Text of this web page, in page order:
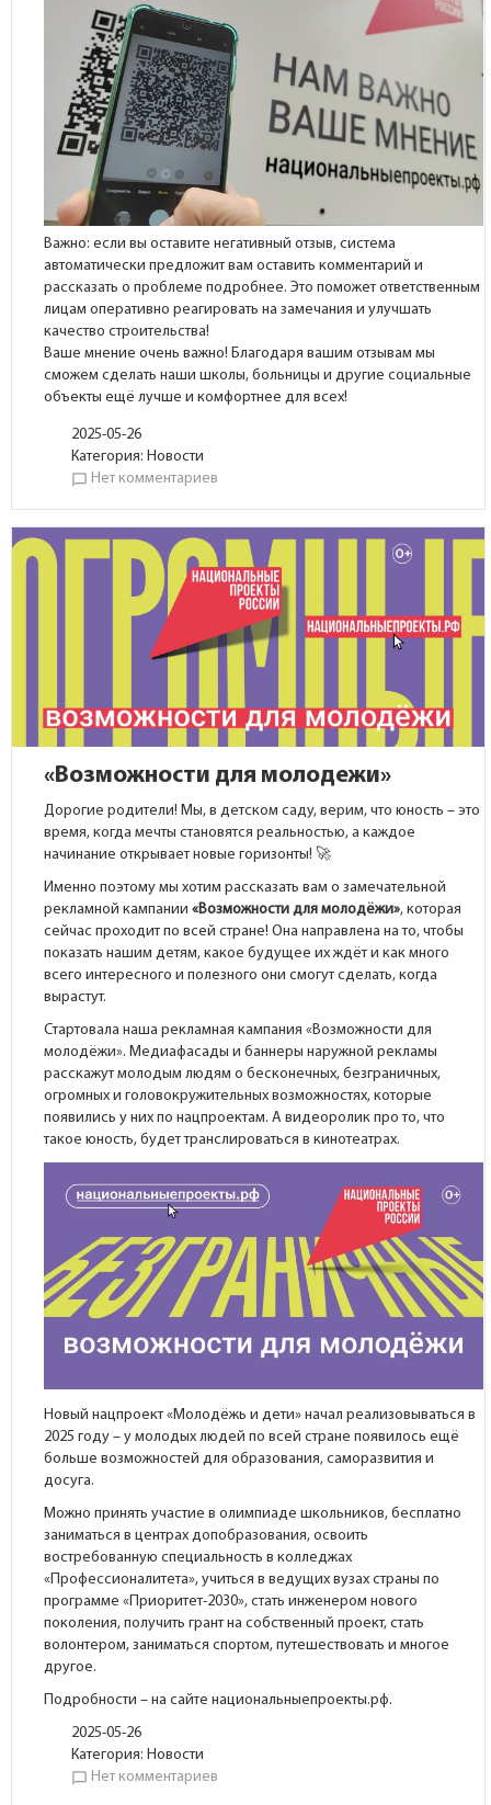
Важно: если вы оставите негативный отзыв, система
автоматически предложит вам оставить комментарий и
рассказать о проблеме подробнее. Это поможет ответственным
лицам оперативно реагировать на замечания и улучшать
качество строительства!
Ваше мнение очень важно! Благодаря вашим отзывам мы
сможем сделать наши школы, больницы и другие социальные
объекты ещё лучше и комфортнее для всех!
2025-05-26
Категория: Новости
chat_bubble_outline Нет комментариев
«Возможности для молодежи»
Дорогие родители! Мы, в детском саду, верим, что юность – это
время, когда мечты становятся реальностью, а каждое
начинание открывает новые горизонты! 🚀
Именно поэтому мы хотим рассказать вам о замечательной
рекламной кампании«Возможности для молодёжи», которая
сейчас проходит по всей стране! Она направлена на то, чтобы
показать нашим детям, какое будущее их ждёт и как много
всего интересного и полезного они смогут сделать, когда
вырастут.
Стартовала наша рекламная кампания «Возможности для
молодёжи». Медиафасады и баннеры наружной рекламы
расскажут молодым людям о бесконечных, безграничных,
огромных и головокружительных возможностях, которые
появились у них по нацпроектам. А видеоролик про то, что
такое юность, будет транслироваться в кинотеатрах.
Новый нацпроект «Молодёжь и дети» начал реализовываться в
2025 году – у молодых людей по всей стране появилось ещё
больше возможностей для образования, саморазвития и
досуга.
Можно принять участие в олимпиаде школьников, бесплатно
заниматься в центрах допобразования, освоить
востребованную специальность в колледжах
«Профессионалитета», учиться в ведущих вузах страны по
программе «Приоритет-2030», стать инженером нового
поколения, получить грант на собственный проект, стать
волонтером, заниматься спортом, путешествовать и многое
другое.
Подробности – на сайте национальныепроекты.рф.
2025-05-26
Категория: Новости
chat_bubble_outline Нет комментариев